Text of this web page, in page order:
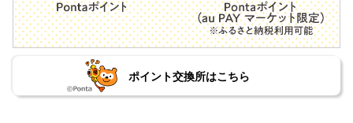
ポイント交換所はこちら